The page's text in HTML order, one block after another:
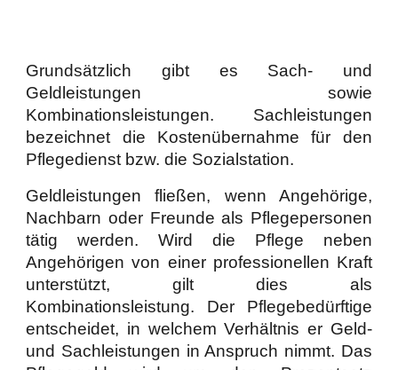
Grundsätzlich gibt es Sach- und
Geldleistungen sowie
Kombinationsleistungen. Sachleistungen
bezeichnet die Kostenübernahme für den
Pflegedienst bzw. die Sozialstation.
Geldleistungen fließen, wenn Angehörige,
Nachbarn oder Freunde als Pflegepersonen
tätig werden. Wird die Pflege neben
Angehörigen von einer professionellen Kraft
unterstützt, gilt dies als
Kombinationsleistung. Der Pflegebedürftige
entscheidet, in welchem Verhältnis er Geld-
und Sachleistungen in Anspruch nimmt. Das